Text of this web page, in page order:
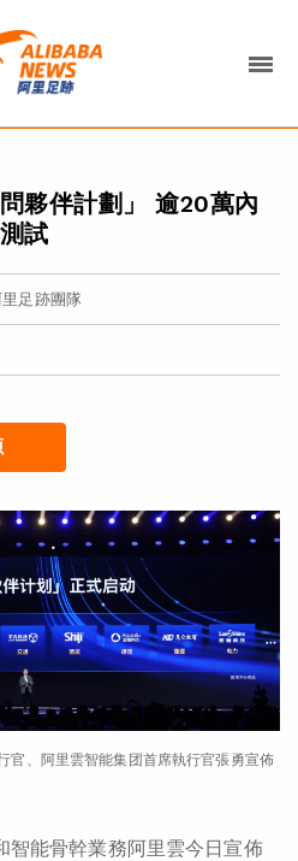
夥伴計劃」 逾20萬內
試
里足跡團隊
官、阿里雲智能集团首席執行官張勇宣佈
智能骨幹業務阿里雲今日宣佈